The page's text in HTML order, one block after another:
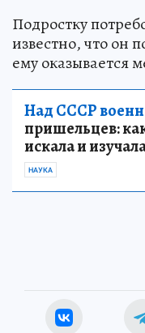
Подростку
известно, что он
ему оказывается
Над СССР
пришельцев:
искала и
НАУКА